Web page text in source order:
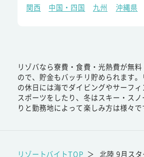
関西
中国・四国 九州 沖縄県
リゾバなら寮費・食費・光熱費が無
ので、貯金もバッチリ貯められます
の休日には海でダイビングやサーフ
スポーツをしたり、冬はスキー・ス
りと勤務地によって楽しみ方は様々で
リゾートバイトTOP ＞ 北陸 9月スタ